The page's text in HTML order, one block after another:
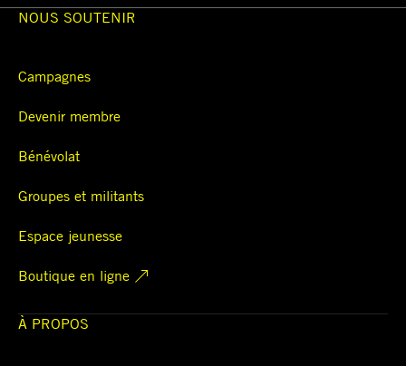
NOUS SOUTENIR
Campagnes
Devenir membre
Bénévolat
Groupes et militants
Espace jeunesse
Boutique en ligne
À PROPOS